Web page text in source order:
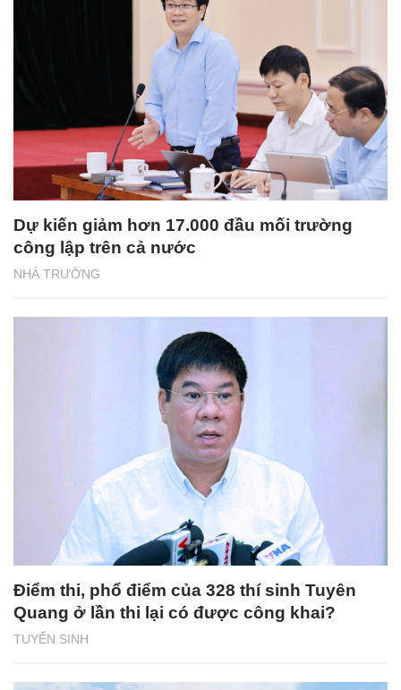
NHÀ TRƯỜNG
Dự kiến giảm hơn 17.000 đầu mối trường
công lập trên cả nước
TUYỂN SINH
Điểm thi, phổ điểm của 328 thí sinh Tuyên
Quang ở lần thi lại có được công khai?